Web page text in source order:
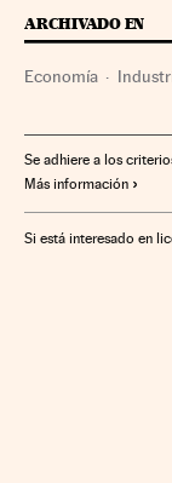
ARCHIVADO EN
Economía
Se adhiere a los
Más información
Si está interesado en